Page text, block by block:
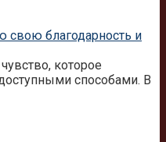
свою благодарность и
которое
способами. В